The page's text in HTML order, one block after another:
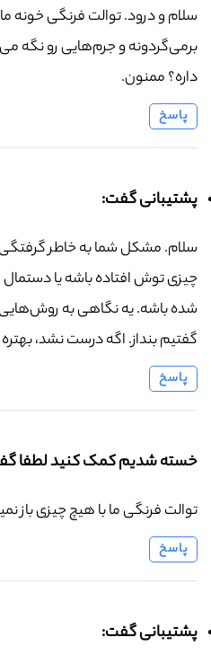
سلام و درود. توالت فرنگی خونه
برمی‌گردونه و جرم‌هایی رو نگه
داره؟ ممنون.
پاسخ
پشتیبانی گفت:
سلام. مشکل شما به خاطر
چیزی توش افتاده باشه یا
شده باشه. یه نگاهی به
گفتیم بنداز. اگه درست نشد،
پاسخ
خسته شدیم کمک کنید لطفا
توالت فرنگی ما با هیچ چیزی باز
پاسخ
پشتیبانی گفت: